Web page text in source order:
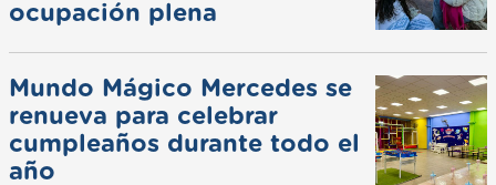
ocupación plena
Mundo Mágico Mercedes se
renueva para celebrar
cumpleaños durante todo el
año